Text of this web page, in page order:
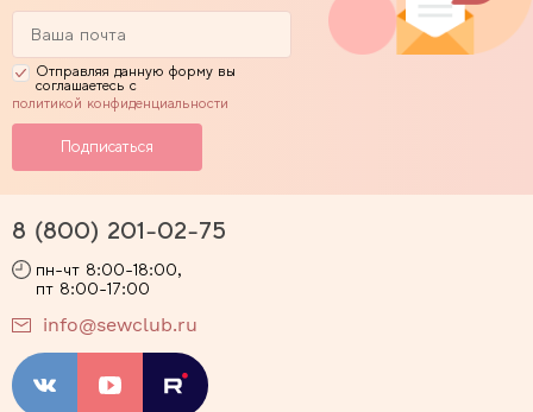
Отправляя данную форму вы
соглашаетесь с
политикой конфиденциальности
8 (800) 201-02-75
пн-чт 8:00-18:00,
пт 8:00-17:00
info@sewclub.ru